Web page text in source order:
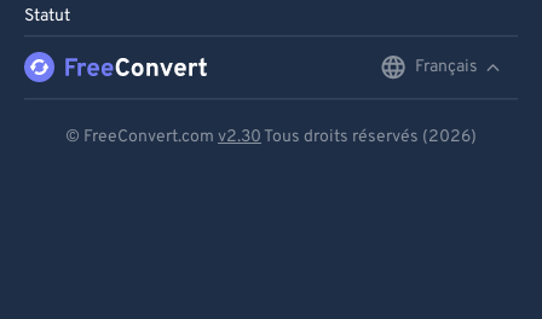
Statut
Français
© FreeConvert.com v2.30 Tous droits réservés (2026)